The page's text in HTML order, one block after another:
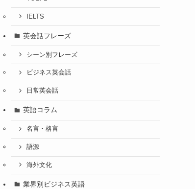
IELTS
英会話フレーズ
シーン別フレーズ
ビジネス英会話
日常英会話
英語コラム
名言・格言
語源
海外文化
業界別ビジネス英語